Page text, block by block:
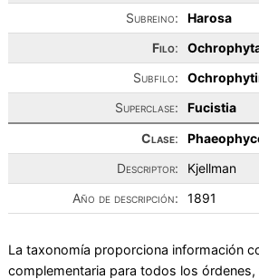
Subreino:
Harosa
Filo:
Subfilo:
Superclase:
Fucistia
Clase:
Descriptor:
Kjellman
Año de descripción:
1891
La taxonomía proporciona información
complementaria para todos los